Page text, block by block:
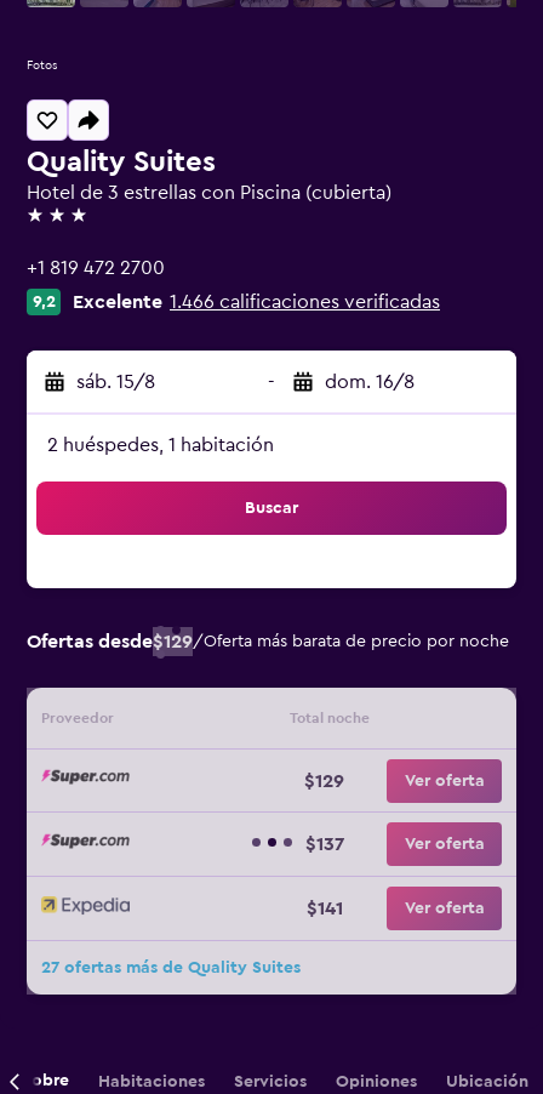
Quality Suites
Hotel de 3 estrellas con Piscina (cubierta)
3 estrellas
+1 819 472 2700
9,2 Excelente 1.466 calificaciones verificadas
sáb. 15/8 - dom. 16/8
2 huéspedes, 1 habitación
Buscar
Ofertas desde$129/Oferta más barata de precio por noche
Proveedor Total noche
$129 Ver oferta
$137 Ver oferta
$141 Ver oferta
27 ofertas más de Quality Suites
Fotos
Sobre Habitaciones Servicios Opiniones Ubicación